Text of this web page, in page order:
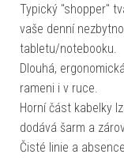
Typický "shopper"
vaše denní
tabletu/notebooku.
Dlouhá,
rameni i v ruce.
Horní část kabelky
dodává šarm a
Čisté linie a